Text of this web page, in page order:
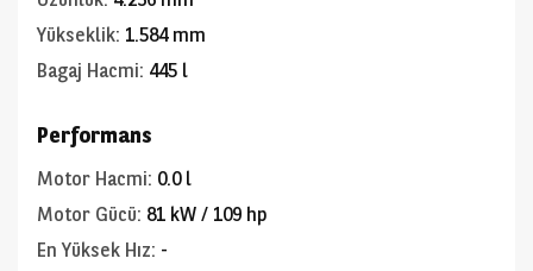
Yükseklik: 1.584 mm
Bagaj Hacmi: 445 l
Performans
Motor Hacmi: 0.0 l
Motor Gücü: 81 kW / 109 hp
En Yüksek Hız: -